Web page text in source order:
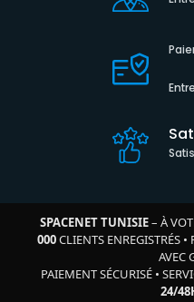
SPACENET TUNISIE– À
000CLIENTS ENREGISTRÉS•
AVEC
PAIEMENT SÉCURISÉ •
24/